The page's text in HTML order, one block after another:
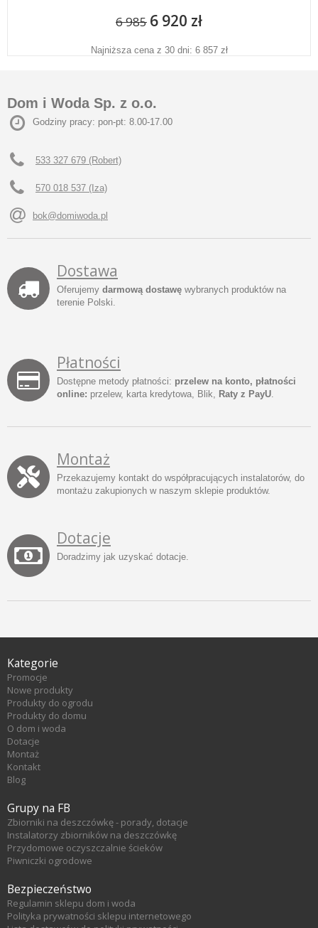
6 985 6 920 zł
Najniższa cena z 30 dni: 6 857 zł
Dom i Woda Sp. z o.o.
Godziny pracy: pon-pt: 8.00-17.00
533 327 679 (Robert)
570 018 537 (Iza)
bok@domiwoda.pl
Dostawa
Oferujemy darmową dostawę wybranych produktów na
terenie Polski.
Płatności
Dostępne metody płatności: przelew na konto, płatności
online: przelew, karta kredytowa, Blik, Raty z PayU.
Montaż
Przekazujemy kontakt do współpracujących instalatorów, do
montażu zakupionych w naszym sklepie produktów.
Dotacje
Doradzimy jak uzyskać dotacje.
Kategorie
Promocje
Nowe produkty
Produkty do ogrodu
Produkty do domu
O dom i woda
Dotacje
Montaż
Kontakt
Blog
Grupy na FB
Zbiorniki na deszczówkę - porady, dotacje
Instalatorzy zbiorników na deszczówkę
Przydomowe oczyszczalnie ścieków
Piwniczki ogrodowe
Bezpieczeństwo
Regulamin sklepu dom i woda
Polityka prywatności sklepu internetowego